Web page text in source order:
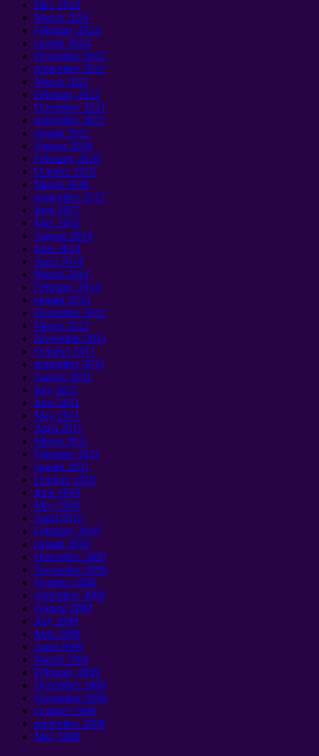
May 2024
March 2024
February 2024
januari 2024
December2022
september 2022
March 2022
February 2022
December2021
september 2021
januari 2021
August 2020
February 2020
October2019
March 2018
september 2017
June 2017
May 2015
August 2014
June 2014
April 2014
March 2014
February 2014
januari 2014
December2012
March 2012
November2011
October2011
september 2011
August 2011
July 2011
June 2011
May 2011
April 2011
March 2011
February 2011
januari 2011
October2010
June 2010
May 2010
April 2010
February 2010
januari 2010
December2009
November2009
October2009
september 2009
August 2009
July 2009
June 2009
April 2009
March 2009
February 2009
December2008
November2008
October2008
september 2008
May 2008